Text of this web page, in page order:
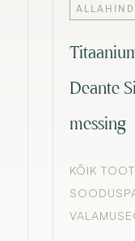
Deante
messing
KÕIK